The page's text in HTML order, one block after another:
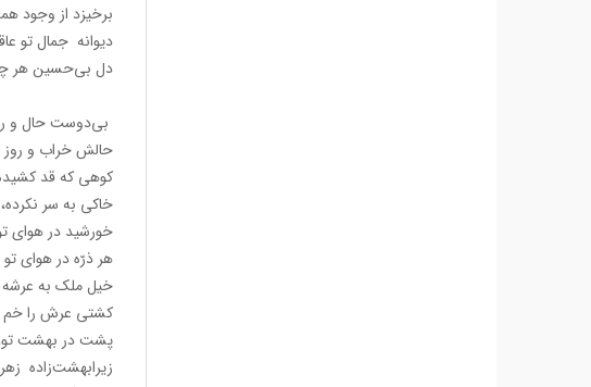
برخیزد از وجود
دیوانه جمال تو
دل بی‌حسین هر
بی‌دوست حال و
حالش خراب و
کوهی که قد
خاکی به سر
خورشید در
هر ذرّه در هوای
خیل ملک به
کشتی عرش را خم
پشت در بهشت تو،
زیرابهشت‌زاده